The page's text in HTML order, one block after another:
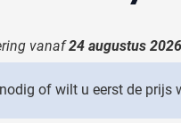
Toon submenu voor
Toon submenu voor
vanaf24 augustus 2026
of wilt u eerst de prijs